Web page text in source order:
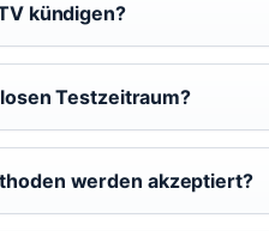
kündigen?
Testzeitraum?
werden akzeptiert?